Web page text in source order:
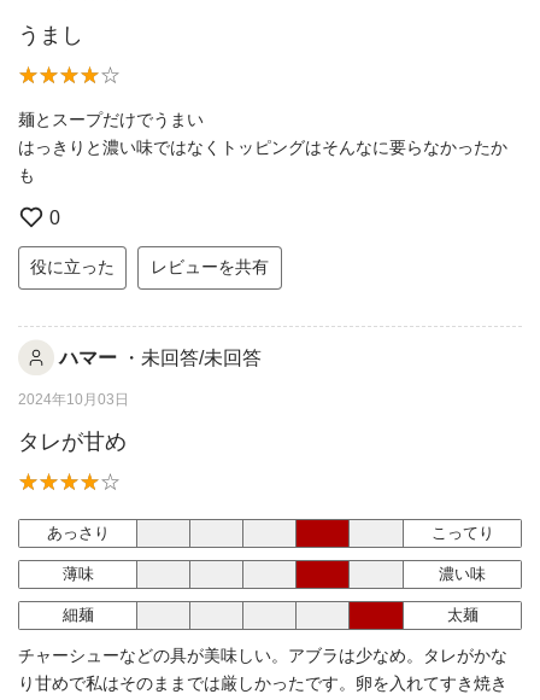
うまし
麺とスープだけでうまい
はっきりと濃い味ではなくトッピングはそんなに要らなかったか
も
0
役に立った レビューを共有
ハマー ・未回答/未回答
2024年10月03日
タレが甘め
あっさり こってり
薄味 濃い味
細麺 太麺
チャーシューなどの具が美味しい。アブラは少なめ。タレがかな
り甘めで私はそのままでは厳しかったです。卵を入れてすき焼き